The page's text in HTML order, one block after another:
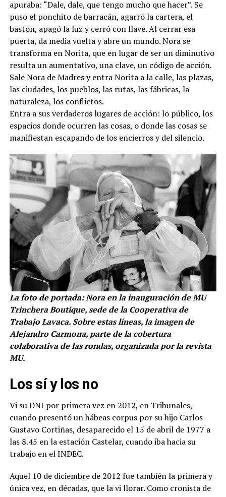
apuraba: “Dale, dale, que tengo mucho que hacer”. Se
puso el ponchito de barracán, agarró la cartera, el
bastón, apagó la luz y cerró con llave. Al cerrar esa
puerta, da media vuelta y abre un mundo. Nora se
transforma en Norita, que en lugar de ser un diminutivo
resulta un aumentativo, una clave, un código de acción.
Sale Nora de Madres y entra Norita a la calle, las plazas,
las ciudades, los pueblos, las rutas, las fábricas, la
naturaleza, los conflictos.
Entra a sus verdaderos lugares de acción: lo público, los
espacios donde ocurren las cosas, o donde las cosas se
manifiestan escapando de los encierros y del silencio.
La foto de portada: Nora en la inauguración de MU
Trinchera Boutique, sede de la Cooperativa de
Trabajo Lavaca. Sobre estas líneas, la imagen de
Alejandro Carmona, parte de la cobertura
colaborativa de las rondas, organizada por la revista
MU.
Los sí y los no
Vi su DNI por primera vez en 2012, en Tribunales,
cuando presentó un hábeas corpus por su hijo Carlos
Gustavo Cortiñas, desaparecido el 15 de abril de 1977 a
las 8.45 en la estación Castelar, cuando iba hacia su
trabajo en el INDEC.
Aquel 10 de diciembre de 2012 fue también la primera y
única vez, en décadas, que la vi llorar. Como cronista de